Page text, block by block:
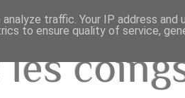
traffic. Your IP address and
to ensure quality of service,